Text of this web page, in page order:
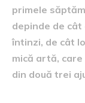
primele
depinde de cât
întinzi, de cât
mică artă,
din două trei